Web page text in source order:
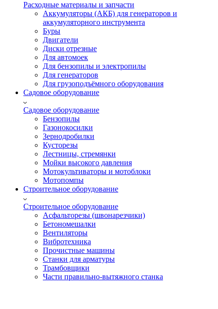
Расходные материалы и запчасти
Аккумуляторы (АКБ) для генераторов и
аккумуляторного инструмента
Буры
Двигатели
Диски отрезные
Для автомоек
Для бензопилы и электропилы
Для генераторов
Для грузоподъёмного оборудования
Садовое оборудование
Садовое оборудование
Бензопилы
Газонокосилки
Зернодробилки
Кусторезы
Лестницы, стремянки
Мойки высокого давления
Мотокультиваторы и мотоблоки
Мотопомпы
Строительное оборудование
Строительное оборудование
Асфальторезы (швонарезчики)
Бетономешалки
Вентиляторы
Вибротехника
Прочистные машины
Станки для арматуры
Трамбовщики
Части правильно-вытяжного станка